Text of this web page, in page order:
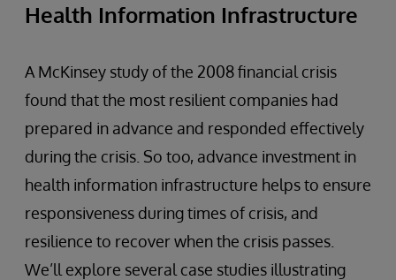
Health Information Infrastructure
A McKinsey study of the 2008 financial crisis
found that the most resilient companies had
prepared in advance and responded effectively
during the crisis. So too, advance investment in
health information infrastructure helps to ensure
responsiveness during times of crisis, and
resilience to recover when the crisis passes.
We’ll explore several case studies illustrating